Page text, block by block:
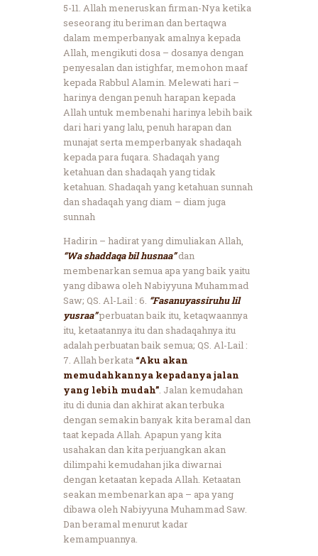
5-11. Allah meneruskan firman-Nya ketika
seseorang itu beriman dan bertaqwa
dalam memperbanyak amalnya kepada
Allah, mengikuti dosa – dosanya dengan
penyesalan dan istighfar, memohon maaf
kepada Rabbul Alamin. Melewati hari –
harinya dengan penuh harapan kepada
Allah untuk membenahi harinya lebih baik
dari hari yang lalu, penuh harapan dan
munajat serta memperbanyak shadaqah
kepada para fuqara. Shadaqah yang
ketahuan dan shadaqah yang tidak
ketahuan. Shadaqah yang ketahuan sunnah
dan shadaqah yang diam – diam juga
sunnah
Hadirin – hadirat yang dimuliakan Allah,
“Wa shaddaqa bil husnaa”dan
membenarkan semua apa yang baik yaitu
yang dibawa oleh Nabiyyuna Muhammad
Saw; QS. Al-Lail : 6. “Fasanuyassiruhu lil
yusraa”perbuatan baik itu, ketaqwaannya
itu, ketaatannya itu dan shadaqahnya itu
adalah perbuatan baik semua; QS. Al-Lail :
7. Allah berkata “Aku akan
memudahkannya kepadanya jalan
yang lebih mudah”. Jalan kemudahan
itu di dunia dan akhirat akan terbuka
dengan semakin banyak kita beramal dan
taat kepada Allah. Apapun yang kita
usahakan dan kita perjuangkan akan
dilimpahi kemudahan jika diwarnai
dengan ketaatan kepada Allah. Ketaatan
seakan membenarkan apa – apa yang
dibawa oleh Nabiyyuna Muhammad Saw.
Dan beramal menurut kadar
kemampuannya.